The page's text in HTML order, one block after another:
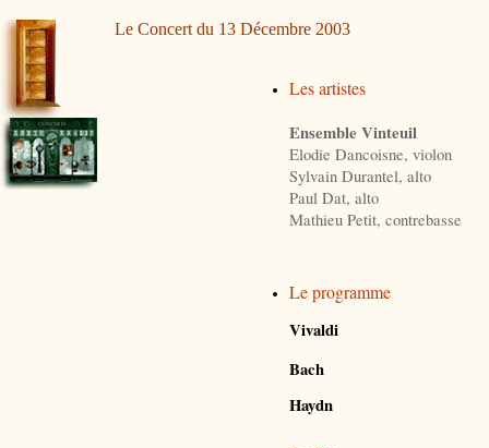
Le Concert du 13 Décembre 2003
Les artistes
Ensemble Vinteuil
Elodie Dancoisne, violon
Sylvain Durantel, alto
Paul Dat, alto
Mathieu Petit, contrebasse
Le programme
Vivaldi
Bach
Haydn